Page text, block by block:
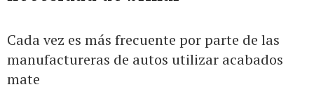
Cada vez es más frecuente por parte de las
manufactureras de autos utilizar acabados
mate